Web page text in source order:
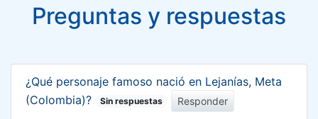
Preguntas y respuestas
¿Qué personaje famoso nació en Lejanías, Meta
(Colombia)?
Sin respuestas Responder